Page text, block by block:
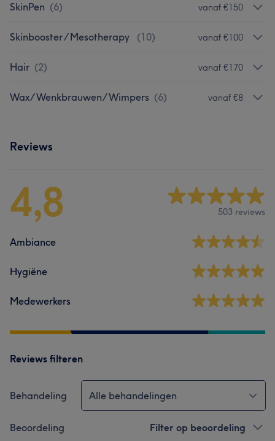
SkinPen (6) vanaf €150
Skinbooster / Mesotherapy (10) vanaf €100
Hair (2) vanaf €170
Wax/ Wenkbrauwen/ Wimpers (6) vanaf €8
Reviews
4,8 503 reviews
Ambiance
Hygiëne
Medewerkers
Reviews filteren
Behandeling Alle behandelingen
Beoordeling Filter op beoordeling